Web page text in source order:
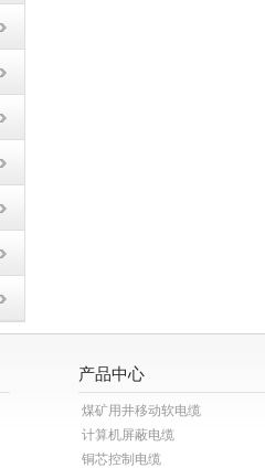
产品中心
煤矿用井移动软电缆
计算机屏蔽电缆
铜芯控制电缆